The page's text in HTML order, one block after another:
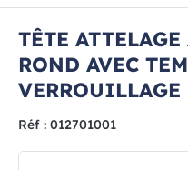
TÊTE
ROND AVEC
VERROUILLAGE
Réf : 012701001